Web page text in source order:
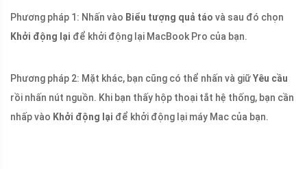
Phương pháp 1 : Nhấn vào Biểu tượng quả táo và sau đó chọn
Khởi động lại để khởi động lại MacBook Pro của bạn.
Phương pháp 2: Mặt khác, bạn cũng có thể nhấn và giữYêu cầu
rồi nhấn nút nguồn. Khi bạn thấy hộp thoại tắt hệ thống, bạn cần
nhấp vào Khởi động lại để khởi động lại máy Mac của bạn.